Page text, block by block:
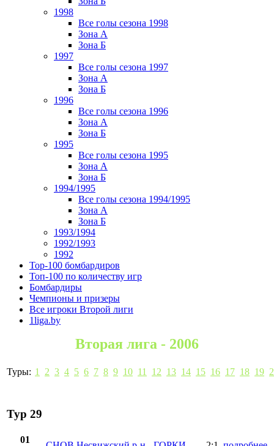
1998
Все голы сезона 1998
Зона А
Зона Б
1997
Все голы сезона 1997
Зона А
Зона Б
1996
Все голы сезона 1996
Зона А
Зона Б
1995
Все голы сезона 1995
Зона А
Зона Б
1994/1995
Все голы сезона 1994/1995
Зона А
Зона Б
1993/1994
1992/1993
1992
Top-100 бомбардиров
Топ-100 по количеству игр
Бомбардиры
Чемпионы и призеры
Все игроки Второй лиги
1liga.by
Вторая лига - 2006
Туры: 1 2 3 4 5 6 7 8 9 10 11 12 13 14 15 16 17 18 19
Тур 29
01